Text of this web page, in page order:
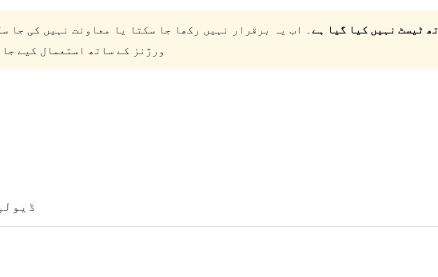
۔ اب یہ برقرار نہیں رکھا جا سکتا یا معاونت نہیں کی جا
ورژنز کے ساتھ استعمال کیے